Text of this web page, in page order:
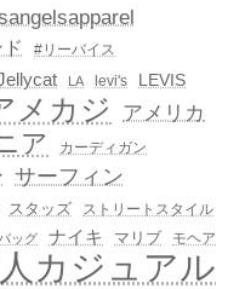
#リーバイス
LA levi's
LEVIS
メカジ アメリカ
ア カーディガン
サーフィン
スタッズ ストリートスタイル
ッグ ナイキ マリブ モヘア
カジュアル